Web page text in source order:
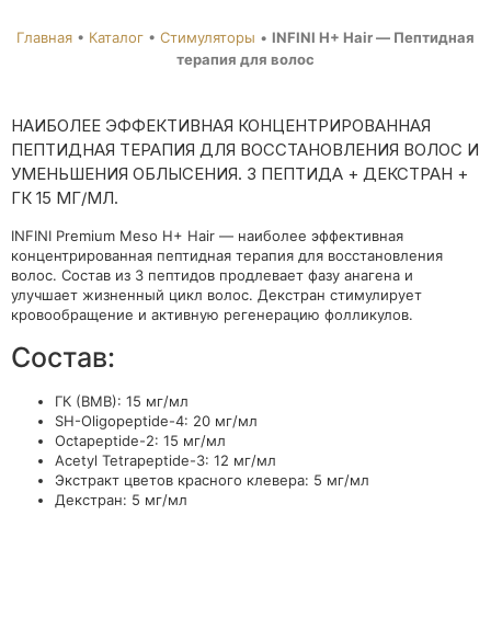
Главная • Каталог • Стимуляторы • INFINI H+ Hair — Пептидная
терапия для волос
НАИБОЛЕЕ ЭФФЕКТИВНАЯ КОНЦЕНТРИРОВАННАЯ
ПЕПТИДНАЯ ТЕРАПИЯ ДЛЯ ВОССТАНОВЛЕНИЯ ВОЛОС И
УМЕНЬШЕНИЯ ОБЛЫСЕНИЯ. 3 ПЕПТИДА + ДЕКСТРАН +
ГК 15 МГ/МЛ.
INFINI Premium Meso H+ Hair — наиболее эффективная
концентрированная пептидная терапия для восстановления
волос. Состав из 3 пептидов продлевает фазу анагена и
улучшает жизненный цикл волос. Декстран стимулирует
кровообращение и активную регенерацию фолликулов.
Состав:
ГК (ВМВ): 15 мг/мл
SH-Oligopeptide-4: 20 мг/мл
Octapeptide-2: 15 мг/мл
Acetyl Tetrapeptide-3: 12 мг/мл
Экстракт цветов красного клевера: 5 мг/мл
Декстран: 5 мг/мл